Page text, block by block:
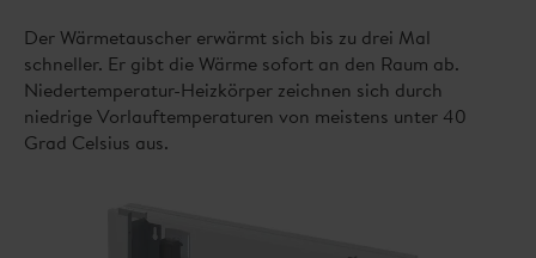
Der Wärmetauscher erwärmt sich bis zu drei Mal
schneller. Er gibt die Wärme sofort an den Raum ab.
Niedertemperatur-Heizkörper zeichnen sich durch
niedrige Vorlauftemperaturen von meistens unter 40
Grad Celsius aus.